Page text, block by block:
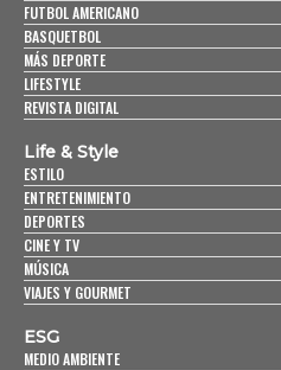
FUTBOL AMERICANO
BASQUETBOL
MÁS DEPORTE
LIFESTYLE
REVISTA DIGITAL
Life & Style
ESTILO
ENTRETENIMIENTO
DEPORTES
CINE Y TV
MÚSICA
VIAJES Y GOURMET
ESG
MEDIO AMBIENTE